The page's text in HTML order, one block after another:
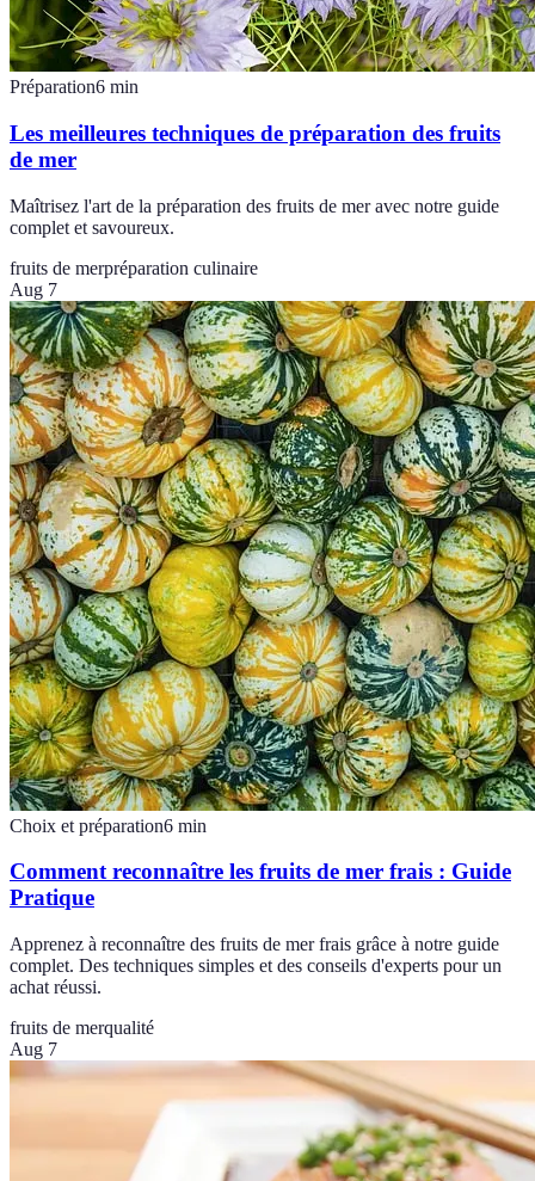
Préparation6 min
Les meilleures techniques de préparation des fruits
de mer
Maîtrisez l'art de la préparation des fruits de mer avec notre guide
complet et savoureux.
fruits de merpréparation culinaire
Aug 7
Choix et préparation6 min
Comment reconnaître les fruits de mer frais : Guide
Pratique
Apprenez à reconnaître des fruits de mer frais grâce à notre guide
complet. Des techniques simples et des conseils d'experts pour un
achat réussi.
fruits de merqualité
Aug 7